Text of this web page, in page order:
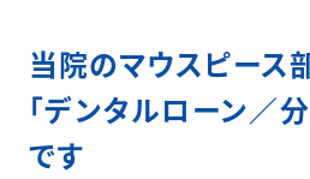
当院のマウスピース
「デンタルローン／
です